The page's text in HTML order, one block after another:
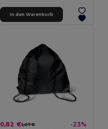
In den Warenkorb
0,82 €1,07 € -23%